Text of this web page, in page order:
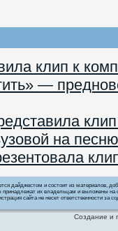
клип к
—
на
дайджестом и состоит из материалов,
принадлежат их владельцам и выложены на
сайта не несет ответственности за
Создание и